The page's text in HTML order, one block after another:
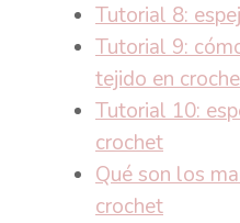
Tutorial 8:
Tutorial 9:
tejido en
Tutorial 10:
crochet
Qué son los
crochet